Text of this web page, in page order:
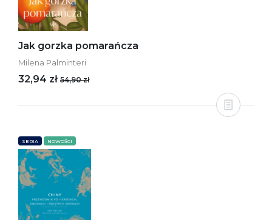
Jak gorzka pomarańcza
Milena Palminteri
32,94 zł 54,90 zł
SERIA NOWOŚCI